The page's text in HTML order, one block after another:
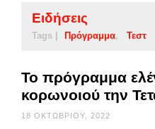
Ειδήσεις
Tags | Πρόγραμμα Τεστ
Το πρόγραμμα
κορωνοιού την
18 ΟΚΤΩΒΡΊΟΥ, 2022